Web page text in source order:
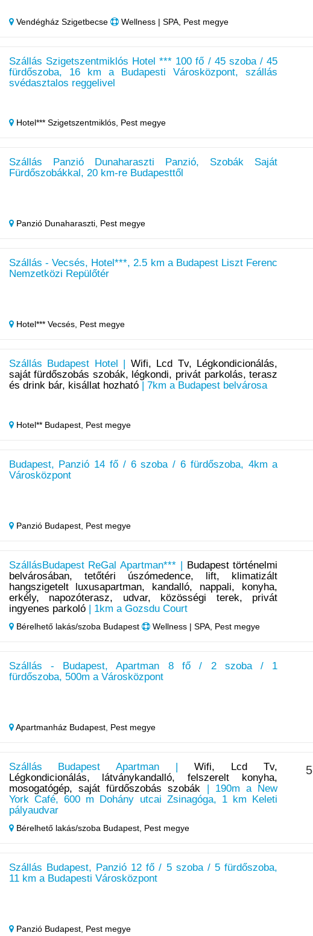
Vendégház Szigetbecse Wellness | SPA, Pest megye
Szállás Szigetszentmiklós Hotel *** 100 fő / 45 szoba / 45
fürdőszoba, 16 km a Budapesti Városközpont, szállás
svédasztalos reggelivel
Hotel*** Szigetszentmiklós, Pest megye
Szállás Panzió Dunaharaszti Panzió, Szobák Saját
Fürdőszobákkal, 20 km-re Budapesttől
Panzió Dunaharaszti, Pest megye
Szállás - Vecsés, Hotel***, 2.5 km a Budapest Liszt Ferenc
Nemzetközi Repülőtér
Hotel*** Vecsés, Pest megye
Szállás Budapest Hotel | Wifi, Lcd Tv, Légkondicionálás,
saját fürdőszobás szobák, légkondi, privát parkolás, terasz
és drink bár, kisállat hozható| 7km a Budapest belvárosa
Hotel** Budapest, Pest megye
Budapest, Panzió 14 fő / 6 szoba / 6 fürdőszoba, 4km a
Városközpont
Panzió Budapest, Pest megye
SzállásBudapest ReGal Apartman*** |
Budapest történelmi
belvárosában, tetőtéri úszómedence, lift, klimatizált
hangszigetelt luxusapartman, kandalló, nappali, konyha,
erkély, napozóterasz, udvar, közösségi terek, privát
ingyenes parkoló| 1km a Gozsdu Court
Bérelhető lakás/szoba Budapest Wellness | SPA, Pest megye
Szállás - Budapest, Apartman 8 fő / 2 szoba / 1
fürdőszoba, 500m a Városközpont
Apartmanház Budapest, Pest megye
Szállás Budapest Apartman |Wifi, Lcd Tv,
Légkondicionálás, látványkandalló, felszerelt konyha,
mosogatógép, saját fürdőszobás szobák | 190m a New
York Café, 600 m Dohány utcai Zsinagóga, 1 km Keleti
pályaudvar
Bérelhető lakás/szoba Budapest, Pest megye
Szállás Budapest, Panzió 12 fő / 5 szoba / 5 fürdőszoba,
11 km a Budapesti Városközpont
Panzió Budapest, Pest megye